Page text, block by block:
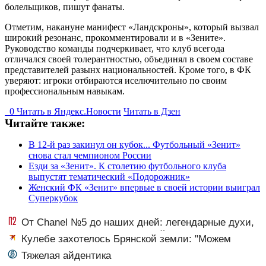
болельщиков, пишут фанаты.
Отметим, накануне манифест «Ландскроны», который вызвал
широкий резонанс, прокомментировали и в «Зените».
Руководство команды подчеркивает, что клуб всегода
отличался своей толерантностью, объединял в своем составе
представителей разынх национальностей. Кроме того, в ФК
уверяют: игроки отбираются иселючительно по своим
профессиональным навыкам.
0 Читать в Яндекс.Новости Читать в Дзен
Читайте также:
В 12-й раз закинул он кубок... Футбольный «Зенит»
снова стал чемпионом России
Езди за «Зенит». К столетию футбольного клуба
выпустят тематический «Подорожник»
Женский ФК «Зенит» впервые в своей истории выиграл
Суперкубок
От Chanel №5 до наших дней: легендарные духи,
которые изменили парфюмерный мир
Кулебе захотелось Брянской земли: "Можем
уважить и набросить. Горсть. На крышку гроба"
Тяжелая айдентика